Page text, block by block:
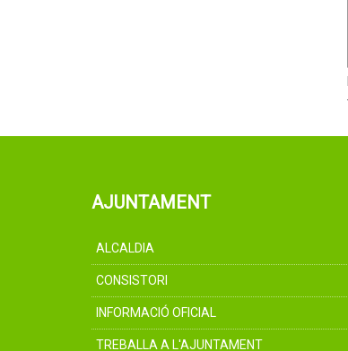
AJUNTAMENT
ALCALDIA
CONSISTORI
INFORMACIÓ OFICIAL
TREBALLA A L'AJUNTAMENT